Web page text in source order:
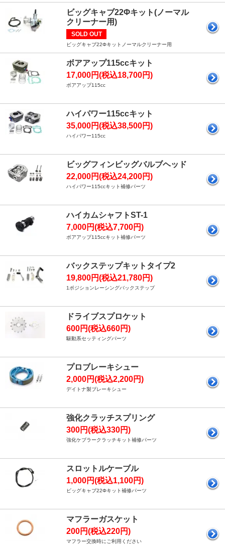
ビッグキャブ22Φキット(ノーマル
クリーナー用)
SOLD OUT
ビッグキャブ22Φキットノーマルクリーナー用
ボアアップ115ccキット
17,000円(税込18,700円)
ボアアップ115cc
ハイパワー115ccキット
35,000円(税込38,500円)
ハイパワー115cc
ビッグフィンビッグバルブヘッド
22,000円(税込24,200円)
ハイパワー115ccキット補修パーツ
ハイカムシャフトST-1
7,000円(税込7,700円)
ボアアップ115ccキット補修パーツ
バックステップキットタイプ2
19,800円(税込21,780円)
1ポジションレーシングバックステップ
ドライブスプロケット
600円(税込660円)
駆動系セッティングパーツ
プロブレーキシュー
2,000円(税込2,200円)
デイトナ製ブレーキシュー
強化クラッチスプリング
300円(税込330円)
強化ケブラークラッチキット補修パーツ
スロットルケーブル
1,000円(税込1,100円)
ビッグキャブ22Φキット補修パーツ
マフラーガスケット
200円(税込220円)
マフラー交換時にご利用ください